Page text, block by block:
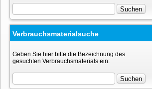
Verbrauchsmaterialsuche
Geben Sie hier bitte die Bezeichnung des
gesuchten Verbrauchsmaterials ein: